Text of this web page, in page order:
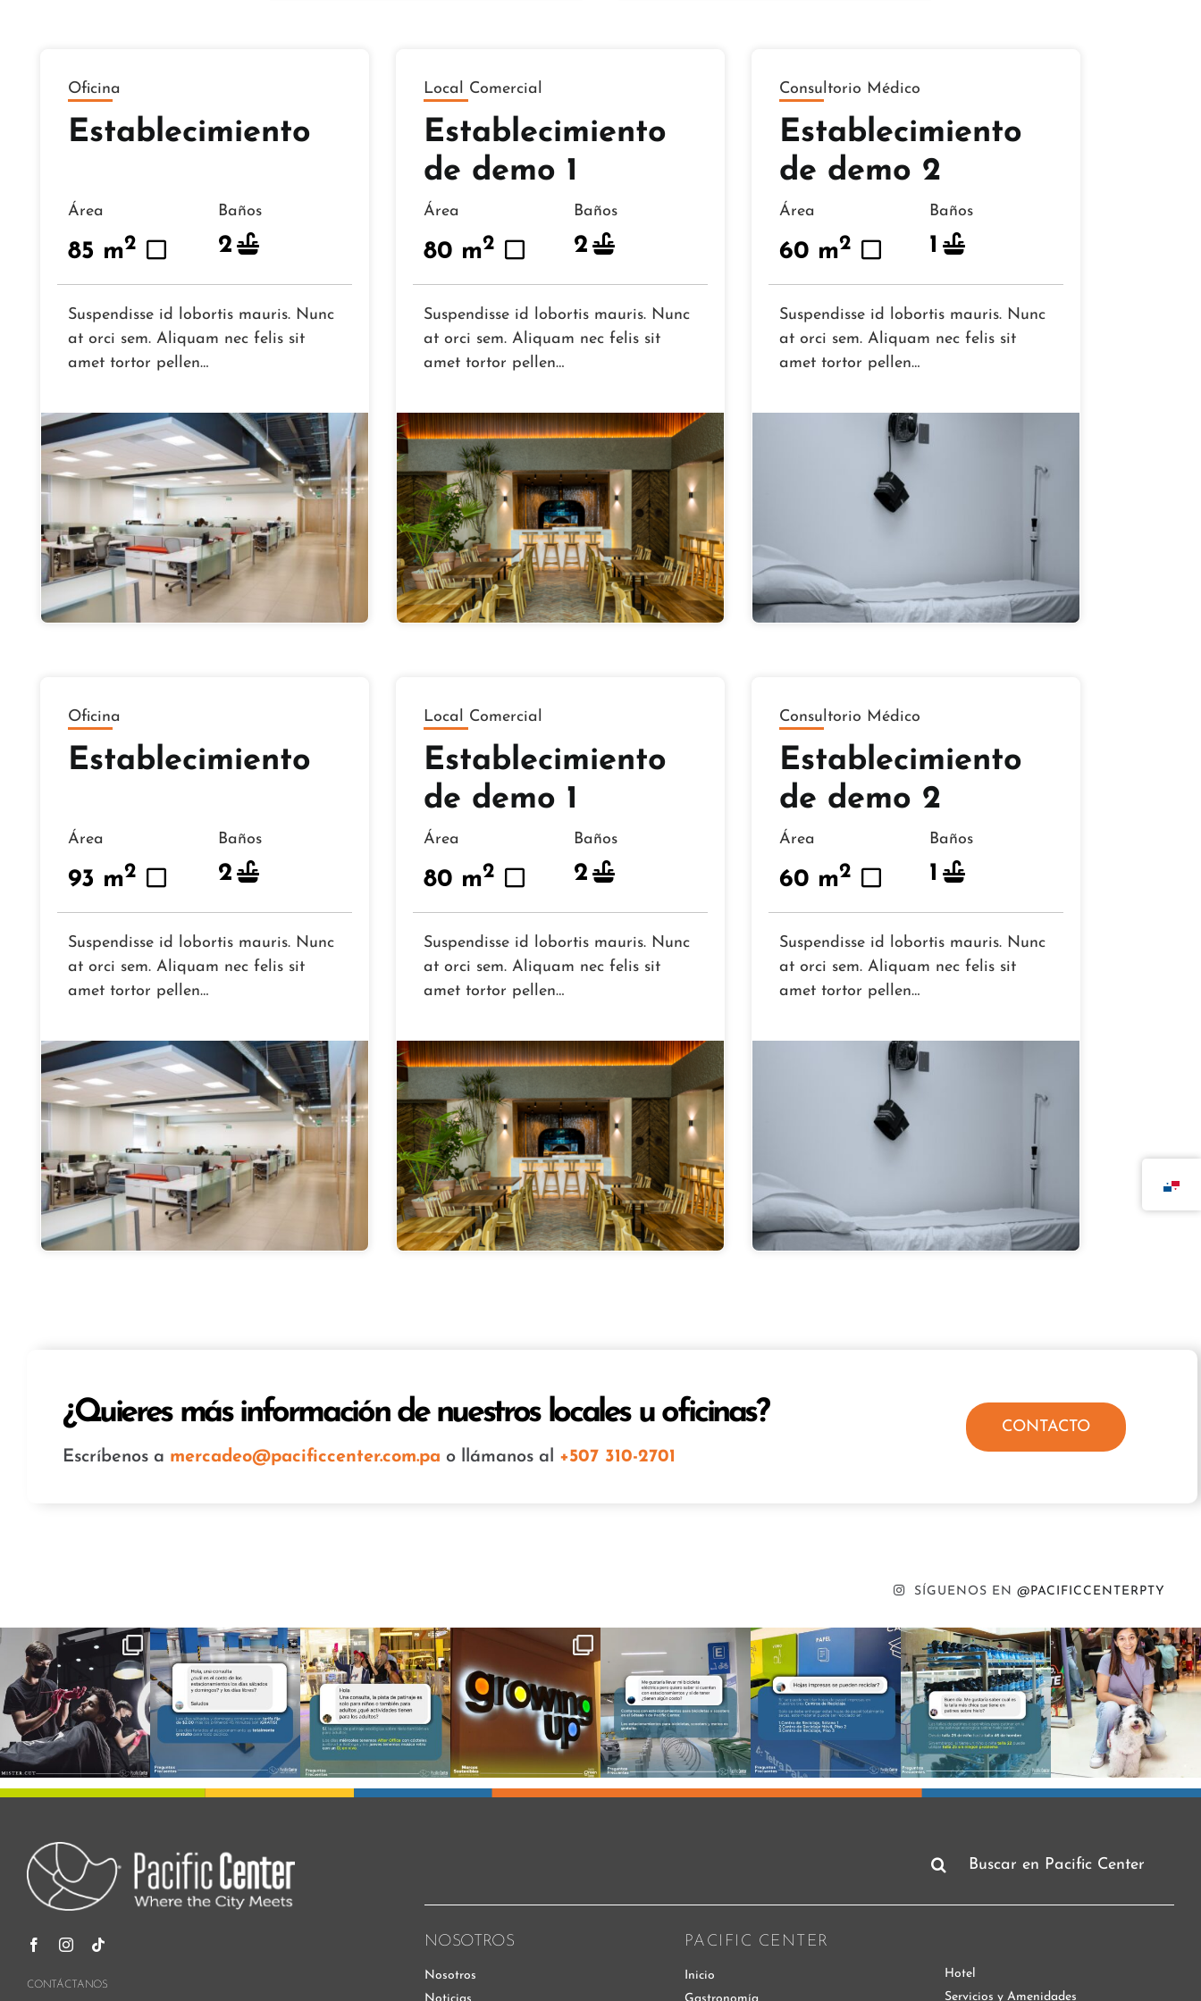
Oficina
Establecimiento
Área
85 m2
Baños
2
Suspendisse id lobortis mauris. Nunc
at orci sem. Aliquam nec felis sit
amet tortor pellen…
Local Comercial
Establecimiento
de demo 1
Área
80 m2
Baños
2
Suspendisse id lobortis mauris. Nunc
at orci sem. Aliquam nec felis sit
amet tortor pellen…
Consultorio Médico
Establecimiento
de demo 2
Área
60 m2
Baños
1
Suspendisse id lobortis mauris. Nunc
at orci sem. Aliquam nec felis sit
amet tortor pellen…
Oficina
Establecimiento
Área
93 m2
Baños
2
Suspendisse id lobortis mauris. Nunc
at orci sem. Aliquam nec felis sit
amet tortor pellen…
Local Comercial
Establecimiento
de demo 1
Área
80 m2
Baños
2
Suspendisse id lobortis mauris. Nunc
at orci sem. Aliquam nec felis sit
amet tortor pellen…
Consultorio Médico
Establecimiento
de demo 2
Área
60 m2
Baños
1
Suspendisse id lobortis mauris. Nunc
at orci sem. Aliquam nec felis sit
amet tortor pellen…
¿Quieres más información de nuestros locales u oficinas?
Escríbenos a mercadeo@pacificcenter.com.pa o llámanos al +507 310-2701
CONTACTO
SÍGUENOS EN@PACIFICCENTERPTY
CONTÁCTANOS
NOSOTROS
Nosotros
PACIFIC CENTER
Inicio
Hotel
Servicios y Amenidades